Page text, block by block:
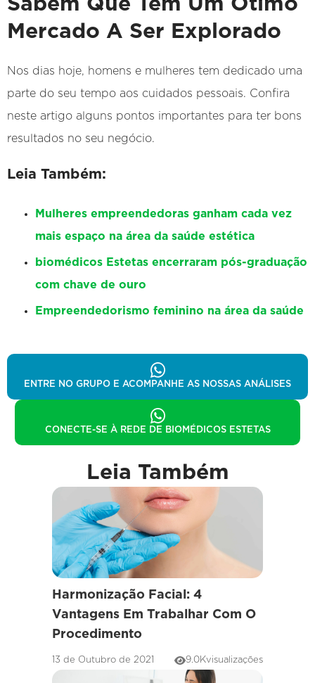
Sabem Que Tem Um Ótimo
Mercado A Ser Explorado
Nos dias hoje, homens e mulheres tem dedicado uma
parte do seu tempo aos cuidados pessoais. Confira
neste artigo alguns pontos importantes para ter bons
resultados no seu negócio.
Leia Também:
Mulheres empreendedoras ganham cada vez
mais espaço na área da saúde estética
biomédicos Estetas encerraram pós-graduação
com chave de ouro
Empreendedorismo feminino na área da saúde
ENTRE NO GRUPO E ACOMPANHE AS NOSSAS ANÁLISES
CONECTE-SE À REDE DE BIOMÉDICOS ESTETAS
Leia Também
Harmonização Facial: 4
Vantagens Em Trabalhar Com O
Procedimento
13 de Outubro de 2021 9.0Kvisualizações